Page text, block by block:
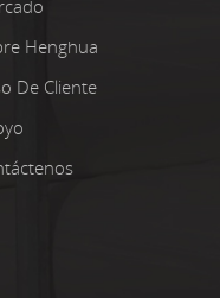
Henghua
De Cliente